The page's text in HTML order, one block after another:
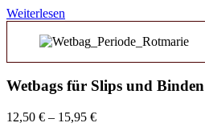
Weiterlesen
Wetbags für Slips und Binden
12,50 € – 15,95 €